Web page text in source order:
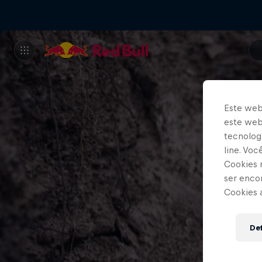
Este
este
line.
Cookies
ser
Cookies